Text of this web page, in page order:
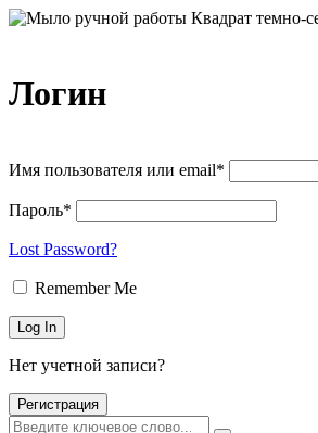
Логин
Имя пользователя или email*
Пароль*
Lost Password?
Remember Me
Нет учетной записи?
Регистрация